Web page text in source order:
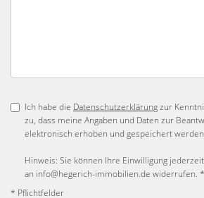
Ich habe die Datenschutzerklärungzur
zu, dass meine Angaben und Daten zur
elektronisch erhoben und gespeichert
Hinweis: Sie können Ihre Einwilligung
an info@hegerich-immobilien.de widerrufen. *
* Pflichtfelder